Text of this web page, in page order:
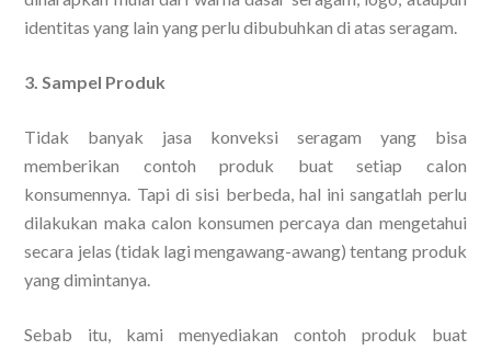
identitas yang lain yang perlu dibubuhkan di atas seragam.
3. Sampel Produk
Tidak banyak jasa konveksi seragam yang bisa
memberikan contoh produk buat setiap calon
konsumennya. Tapi di sisi berbeda, hal ini sangatlah perlu
dilakukan maka calon konsumen percaya dan mengetahui
secara jelas (tidak lagi mengawang-awang) tentang produk
yang dimintanya.
Sebab itu, kami menyediakan contoh produk buat